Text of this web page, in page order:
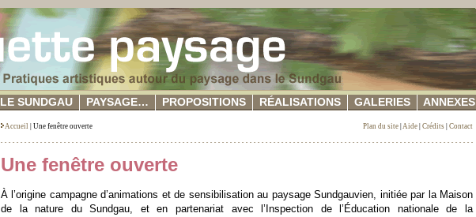
LE SUNDGAU PAYSAGE… PROPOSITIONS RÉALISATIONS GALERIES ANNEXES
Accueil | Une fenêtre ouverte Plan du site Aide Crédits Contact
Une fenêtre ouverte
À l’origine campagne d’animations et de sensibilisation au paysage Sundgauvien, initiée par la Maison
de la nature du Sundgau, et en partenariat avec l’Inspection de l’Éducation nationale de la